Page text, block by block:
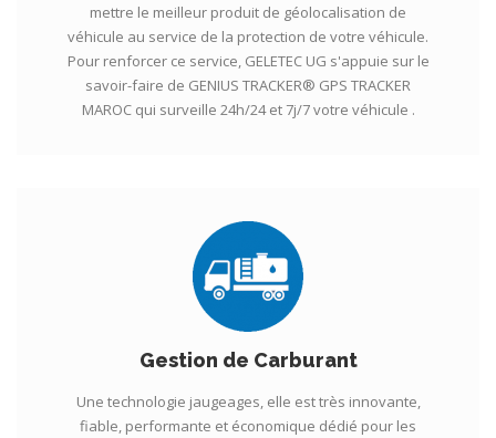
mettre le meilleur produit de géolocalisation de
véhicule au service de la protection de votre véhicule.
Pour renforcer ce service, GELETEC UG s'appuie sur le
savoir-faire de GENIUS TRACKER® GPS TRACKER
MAROC qui surveille 24h/24 et 7j/7 votre véhicule .
Gestion de Carburant
Une technologie jaugeages, elle est très innovante,
fiable, performante et économique dédié pour les